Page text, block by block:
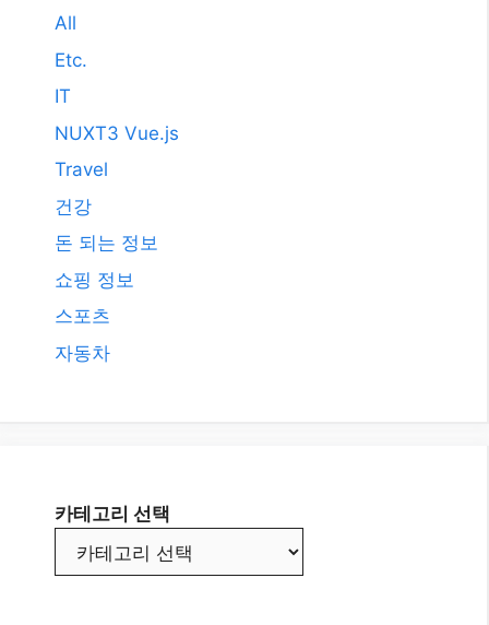
All
Etc.
IT
NUXT3 Vue.js
Travel
건강
돈 되는 정보
쇼핑 정보
스포츠
자동차
카테고리 선택